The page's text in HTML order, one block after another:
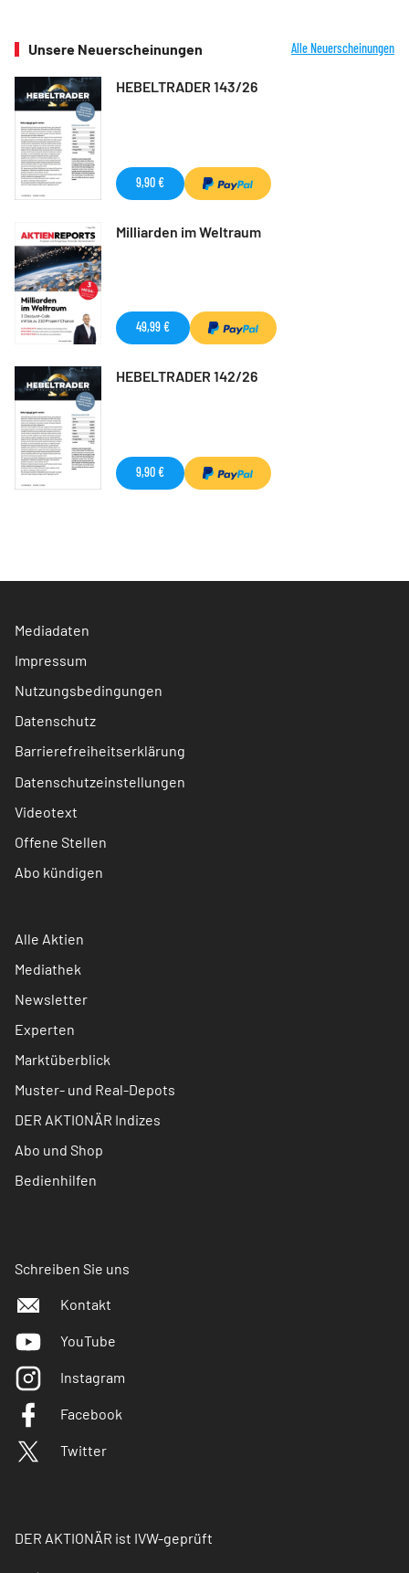
Unsere Neuerscheinungen Alle Neuerscheinungen
HEBELTRADER 143/26
9,90 €
Milliarden im Weltraum
49,99 €
HEBELTRADER 142/26
9,90 €
Mediadaten
Impressum
Nutzungsbedingungen
Datenschutz
Barrierefreiheitserklärung
Datenschutzeinstellungen
Videotext
Offene Stellen
Abo kündigen
Alle Aktien
Mediathek
Newsletter
Experten
Marktüberblick
Muster- und Real-Depots
DER AKTIONÄR Indizes
Abo und Shop
Bedienhilfen
Schreiben Sie uns
Kontakt
YouTube
Instagram
Facebook
Twitter
DER AKTIONÄR ist IVW-geprüft